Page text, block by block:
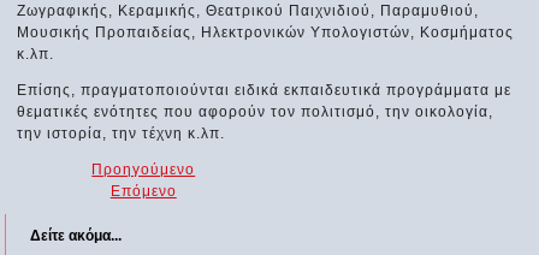
Ζωγραφικής, Κεραμικής, Θεατρικού Παιχνιδιού, Παραμυθιού,
Μουσικής Προπαιδείας, Ηλεκτρονικών Υπολογιστών, Κοσμήματος
κ.λπ.
Επίσης, πραγματοποιούνται ειδικά εκπαιδευτικά προγράμματα με
θεματικές ενότητες που αφορούν τον πολιτισμό, την οικολογία,
την ιστορία, την τέχνη κ.λπ.
Προηγούμενο
Επόμενο
Δείτε ακόμα...